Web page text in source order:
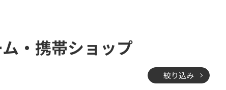
・携帯ショップ
絞り込み